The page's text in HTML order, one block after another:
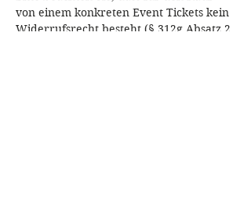
von einem konkreten Event Tickets kein
Widerrufsrecht besteht (§ 312g Absatz 2